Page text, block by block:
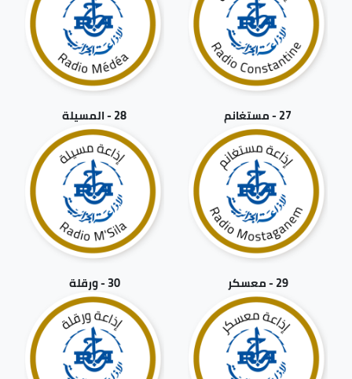
27 - مستغانم 28 - المسيلة
29 - معسكر 30 - ورقلة